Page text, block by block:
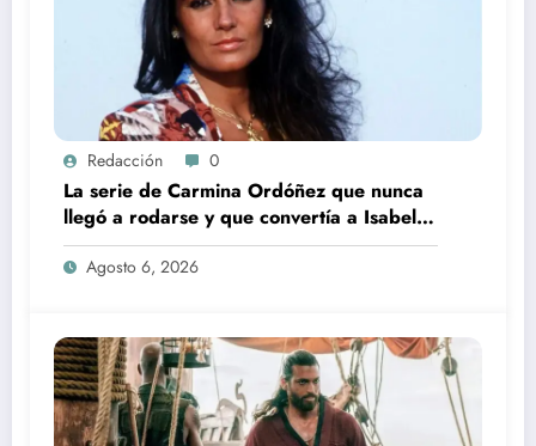
Redacción 0
La serie de Carmina Ordóñez que nunca
llegó a rodarse y que convertía a Isabel
Pantoja en la gran antagonista
Agosto 6, 2026